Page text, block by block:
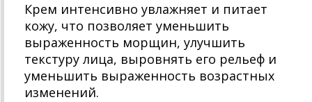
Крем интенсивно увлажняет и питает
кожу, что позволяет уменьшить
выраженность морщин, улучшить
текстуру лица, выровнять его рельеф и
уменьшить выраженность возрастных
изменений.